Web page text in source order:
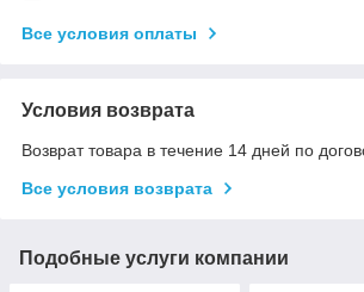
Все условия оплаты
Условия возврата
Возврат товара в течение 14 дней по
Все условия возврата
Подобные услуги компании